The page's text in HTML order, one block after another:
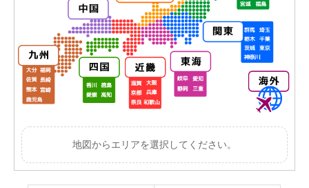
地図からエリアを選択してください。